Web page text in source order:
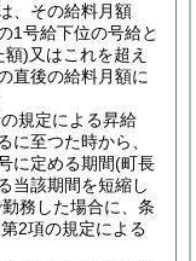
、その給料月額
1号給下位の号給と
額)又はこれを超え
直後の給料月額に
規定による昇給
に至つた時から、
に定める期間(町長
当該期間を短縮し
務した場合に、条
2項の規定による